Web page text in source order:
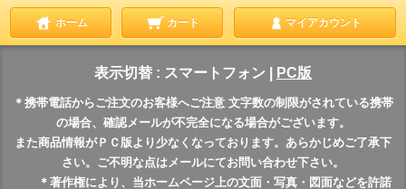
ホーム カート マイアカウント
表示切替 : スマートフォン PC版
＊携帯電話からご注文のお客様へご注意 文字数の制限がされている携帯
の場合、確認メールが不完全になる場合がございます。
また商品情報がＰＣ版より少なくなっております。あらかじめご了承下
さい。ご不明な点はメールにてお問い合わせ下さい。
＊著作権により、当ホームページ上の文面・写真・図面などを許諾